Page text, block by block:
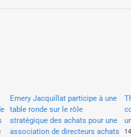
Emery Jacquillat participe à une
table ronde sur le rôle
stratégique des achats pour une
association de directeurs achats
14